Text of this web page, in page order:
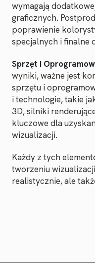
wymagają
graficznych.
poprawienie
specjalnych i finalne
Sprzęt i
wyniki, ważne jest
sprzętu i
i technologie, takie
3D, silniki
kluczowe dla
wizualizacji.
Każdy z tych
tworzeniu
realistycznie, ale